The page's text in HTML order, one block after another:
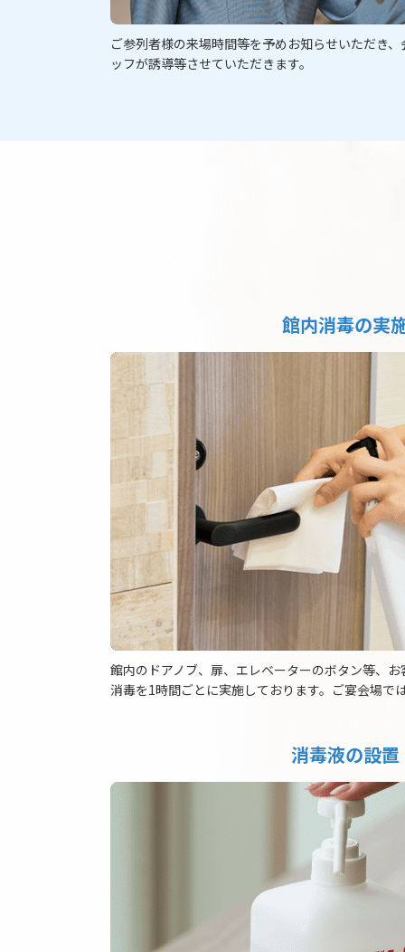
ご参列者様の来場時間等を予めお知らせいただき
ッフが誘導等させていただきます。
館内消毒の実
館内のドアノブ、扉、エレベーターのボタン等、
消毒を1時間ごとに実施しております。ご宴会場で
消毒液の設置